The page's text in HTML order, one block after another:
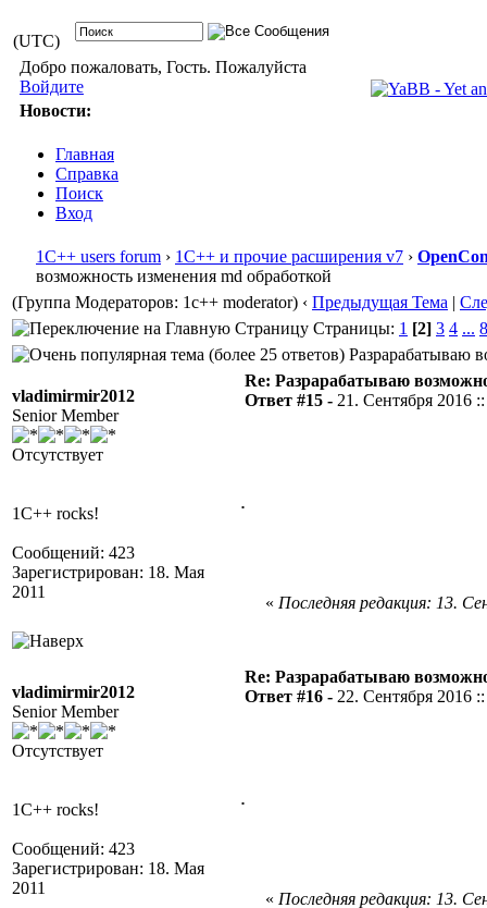
(UTC)
Добро пожаловать, Гость. Пожалуйста
Войдите
Новости:
Главная
Справка
Поиск
Вход
1С++ users forum › 1С++ и прочие расширения v7 ›
возможность изменения md обработкой
(Группа Модераторов: 1c++ moderator) ‹ Предыдущая Тема |
Страницы: 1 [2] 3 4 ... 8
Разрарабатываю
vladimirmir2012
Senior Member
Отсутствует
1C++ rocks!
Сообщений: 423
Зарегистрирован: 18. Мая
2011
Re: Разрарабатываю
Ответ #15 - 21. Сентября 2016
.
« Последняя редакция: 13.
vladimirmir2012
Senior Member
Отсутствует
1C++ rocks!
Сообщений: 423
Зарегистрирован: 18. Мая
2011
Re: Разрарабатываю
Ответ #16 - 22. Сентября 2016
.
« Последняя редакция: 13.